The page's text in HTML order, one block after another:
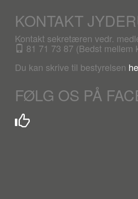
KONTAKT
Kontakt sekretæren vedr.
81 71 73 87 (Bedst mellem
Du kan skrive til bestyrelsen
FØLG OS PÅ